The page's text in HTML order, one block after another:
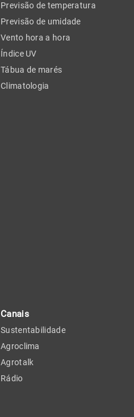
Previsão de temperatura
Previsão de umidade
Vento hora a hora
Índice UV
Tábua de marés
Climatologia
Canais
Sustentabilidade
Agroclima
Agrotalk
Rádio